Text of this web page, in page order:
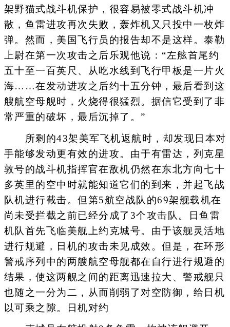
架野猫式战斗机保护，很容易被零式战斗机冲
散，鱼雷进攻再次失败，轰炸机又只投中一枚炸
弹。然而，美国飞行员的报告却不是这样。泰勒
上尉在第一次攻击之后乐观他说：“左舷首尾约
五十至一百英尺、从吃水线到飞行甲板是一片火
海……在发动进攻之后约十五分钟，最后看到这
艘航空母舰时，火烧得很猛烈。据信它受到了非
常严重的破坏，最后沉掉了。”
所剩的43架美军飞机返航时，却发现日本对
手能够发动更有效的进攻。由于有雷达，列克星
敦号的战斗机指挥官在敌机仍然在东北方向七十
多英里的空中时就能知道它们的到来，并起飞战
队机进行截击。但第5航空战队的69架舰载机在
尚未受拦截之前已经分成了3个攻击队。日鱼雷
机队首先飞临美舰上约克城号。由于该舰灵活地
进行规避，日机的攻击未见成效。但是，在环形
警戒序列中的两艘航空母舰都在自行进行规避的
结果，使这两舰之间的距离迅速拉大、警戒舰只
也随之一分为二，从而削弱了对空防御，给日机
以可乘之隙。日机对约